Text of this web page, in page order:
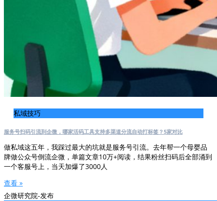
私域技巧
服务号扫码引流到企微，哪家活码工具支持多渠道分流自动打标签？5家对比
做私域这五年，我踩过最大的坑就是服务号引流。去年帮一个母婴品
牌做公众号倒流企微，单篇文章10万+阅读，结果粉丝扫码后全部涌到
一个客服号上，当天加爆了3000人
查看 »
企微研究院-发布